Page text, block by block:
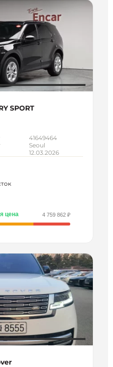
SPORT
41649464
Seoul
12.03.2026
цена 4 759 862 ₽